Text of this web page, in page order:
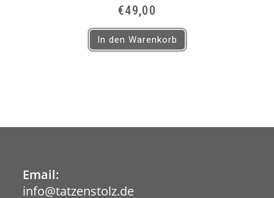
€49,00
In den Warenkorb
Email:
info@tatzenstolz.deOpens